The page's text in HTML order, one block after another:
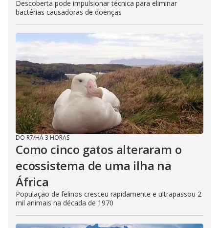
Descoberta pode impulsionar técnica para eliminar
bactérias causadoras de doenças
DO R7/HÁ 3 HORAS
Como cinco gatos alteraram o
ecossistema de uma ilha na
África
População de felinos cresceu rapidamente e ultrapassou 2
mil animais na década de 1970